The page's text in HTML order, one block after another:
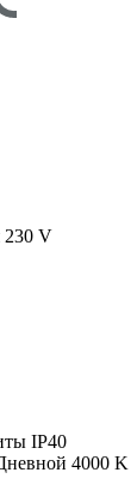
230 V
IP40
4000 K